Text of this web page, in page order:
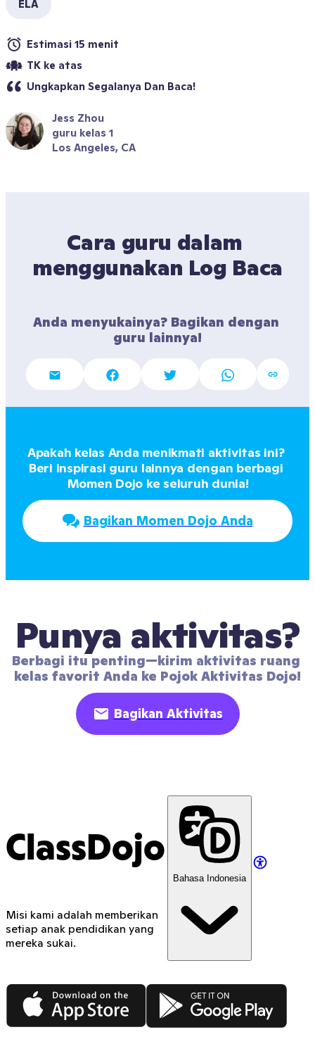
ELA
Estimasi 15 menit
TK ke atas
Ungkapkan Segalanya Dan Baca!
Jess Zhou
guru kelas 1
Los Angeles, CA
Cara guru dalam
menggunakan Log Baca
Anda menyukainya? Bagikan dengan
guru lainnya!
Apakah kelas Anda menikmati aktivitas ini?
Beri inspirasi guru lainnya dengan berbagi
Momen Dojo ke seluruh dunia!
Bagikan Momen Dojo Anda
Punya aktivitas?
Berbagi itu penting—kirim aktivitas ruang
kelas favorit Anda ke Pojok Aktivitas Dojo!
Bagikan Aktivitas
ClassDojo
Misi kami adalah memberikan
setiap anak pendidikan yang
mereka sukai.
Bahasa Indonesia
App Store Google Play